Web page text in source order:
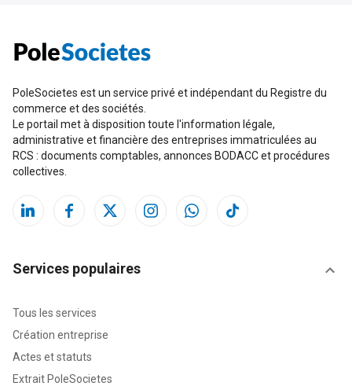
PoleSocietes est un service privé et indépendant du Registre du
commerce et des sociétés.
Le portail met à disposition toute l'information légale,
administrative et financière des entreprises immatriculées au
RCS : documents comptables, annonces BODACC et procédures
collectives.
Services populaires
Tous les services
Création entreprise
Actes et statuts
Extrait PoleSocietes